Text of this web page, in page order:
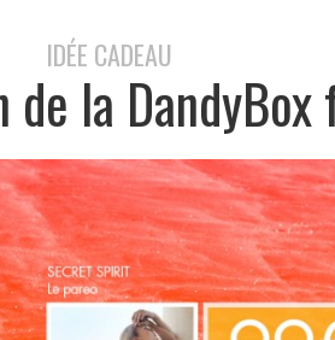
IDÉE CADEAU
la DandyBox